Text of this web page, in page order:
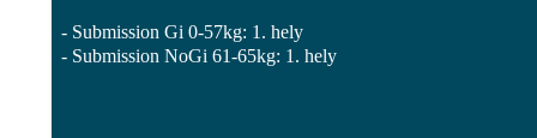
- Submission Gi 0-57kg: 1. hely
- Submission NoGi 61-65kg: 1. hely